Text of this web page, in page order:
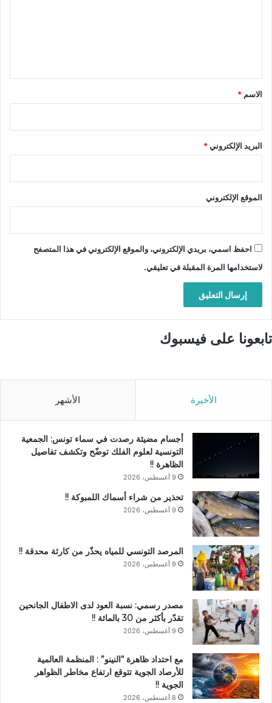
*
الاسم *
البريد الإلكتروني*
الموقع الإلكتروني
احفظ اسمي، بريدي الإلكتروني، والموقع الإلكتروني في هذا المتصفح
لاستخدامها المرة المقبلة في تعليقي.
تابعونا على فيسبوك
الأخيرة الأشهر
أجسام مضيئة رصدت في سماء تونس: الجمعية
التونسية لعلوم الفلك توضّح وتكشف تفاصيل
الظاهرة !!
9 أغسطس، 2026
تحذير من شراء أسماك اللمبوكة !!
9 أغسطس، 2026
المرصد التونسي للمياه يحذّر من كارثة محدقة !!
9 أغسطس، 2026
مصدر رسمي: نسبة العود لدى الاطفال الجانحين
تقدّر بأكثر من 30 بالمائة !!
9 أغسطس، 2026
مع احتداد ظاهرة “النينو” : المنظمة العالمية
للأرصاد الجوية تتوقع ارتفاع مخاطر الظواهر
الجوية !!
8 أغسطس، 2026